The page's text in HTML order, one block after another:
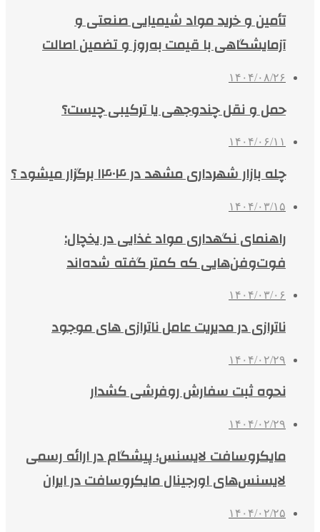
تأمین و خرید مواد شیمیایی صنعتی و
آزمایشگاهی با قیمت به‌روز و تضمین اصالت
۱۴۰۴/۰۸/۲۶
حمل و نقل چندوجهی یا ترکیبی چیست؟
۱۴۰۴/۰۶/۱۱
چله بازار شهرداری مشهد در ۱۴۰۴ برگزار میشود ؟
۱۴۰۴/۰۳/۱۵
راهنمای نگهداری مواد غذایی در یخچال:
فوت‌وفن‌هایی که کمتر گفته شده‌اند
۱۴۰۴/۰۳/۰۶
ناترازی در مدیریت عامل ناترازی های موجود
۱۴۰۴/۰۲/۲۹
نحوه ثبت سفارش روفرشی کشدار
۱۴۰۴/۰۲/۲۹
مایکروسافت لایسنس؛ پیشگام در ارائه رسمی
لایسنس‌های اورجینال مایکروسافت در ایران
۱۴۰۴/۰۲/۲۵